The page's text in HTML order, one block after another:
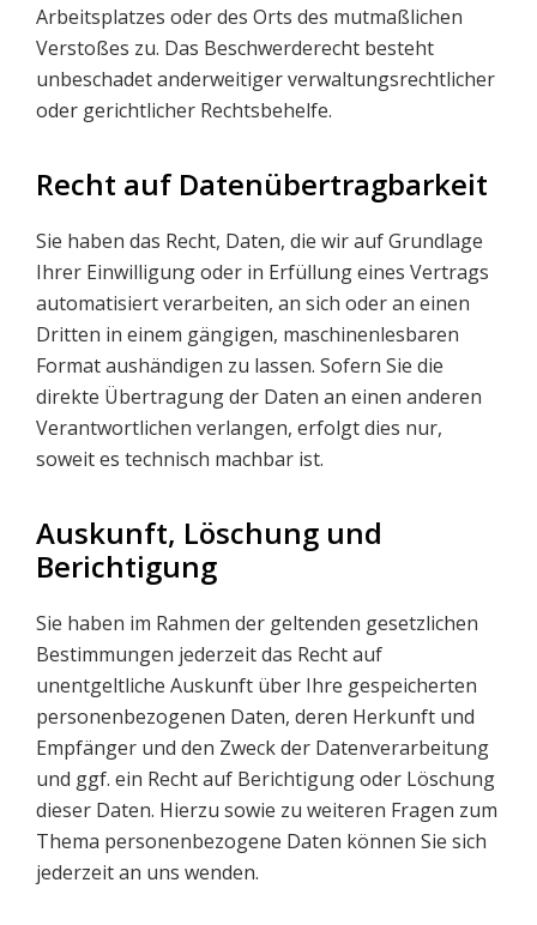
Arbeitsplatzes oder des Orts des mutmaßlichen
Verstoßes zu. Das Beschwerderecht besteht
unbeschadet anderweitiger verwaltungsrechtlicher
oder gerichtlicher Rechtsbehelfe.
Recht auf Daten­übertrag­barkeit
Sie haben das Recht, Daten, die wir auf Grundlage
Ihrer Einwilligung oder in Erfüllung eines Vertrags
automatisiert verarbeiten, an sich oder an einen
Dritten in einem gängigen, maschinenlesbaren
Format aushändigen zu lassen. Sofern Sie die
direkte Übertragung der Daten an einen anderen
Verantwortlichen verlangen, erfolgt dies nur,
soweit es technisch machbar ist.
Auskunft, Löschung und
Berichtigung
Sie haben im Rahmen der geltenden gesetzlichen
Bestimmungen jederzeit das Recht auf
unentgeltliche Auskunft über Ihre gespeicherten
personenbezogenen Daten, deren Herkunft und
Empfänger und den Zweck der Datenverarbeitung
und ggf. ein Recht auf Berichtigung oder Löschung
dieser Daten. Hierzu sowie zu weiteren Fragen zum
Thema personenbezogene Daten können Sie sich
jederzeit an uns wenden.